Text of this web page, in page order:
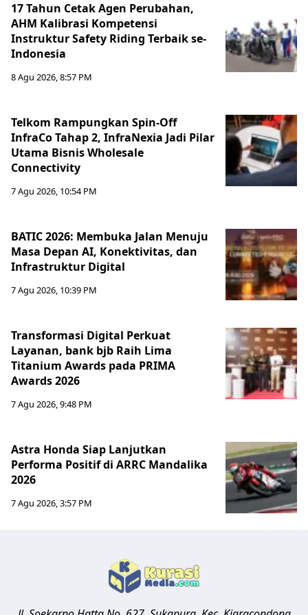
17 Tahun Cetak Agen Perubahan,
AHM Kalibrasi Kompetensi
Instruktur Safety Riding Terbaik se-
Indonesia
8 Agu 2026, 8:57 PM
Telkom Rampungkan Spin-Off
InfraCo Tahap 2, InfraNexia Jadi Pilar
Utama Bisnis Wholesale
Connectivity
7 Agu 2026, 10:54 PM
BATIC 2026: Membuka Jalan Menuju
Masa Depan AI, Konektivitas, dan
Infrastruktur Digital
7 Agu 2026, 10:39 PM
Transformasi Digital Perkuat
Layanan, bank bjb Raih Lima
Titanium Awards pada PRIMA
Awards 2026
7 Agu 2026, 9:48 PM
Astra Honda Siap Lanjutkan
Performa Positif di ARRC Mandalika
2026
7 Agu 2026, 3:57 PM